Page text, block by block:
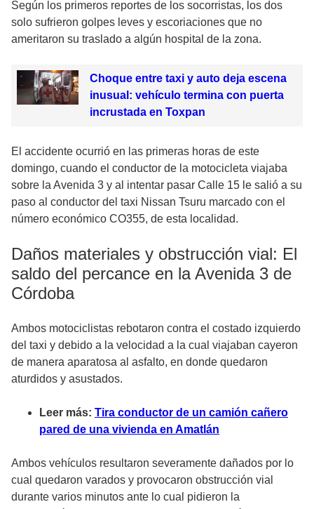
Según los primeros reportes de los socorristas, los dos
solo sufrieron golpes leves y escoriaciones que no
ameritaron su traslado a algún hospital de la zona.
Choque entre taxi y auto deja escena
inusual: vehículo termina con puerta
incrustada en Toxpan
El accidente ocurrió en las primeras horas de este
domingo, cuando el conductor de la motocicleta viajaba
sobre la Avenida 3 y al intentar pasar Calle 15 le salió a su
paso al conductor del taxi Nissan Tsuru marcado con el
número económico CO355, de esta localidad.
Daños materiales y obstrucción vial: El
saldo del percance en la Avenida 3 de
Córdoba
Ambos motociclistas rebotaron contra el costado izquierdo
del taxi y debido a la velocidad a la cual viajaban cayeron
de manera aparatosa al asfalto, en donde quedaron
aturdidos y asustados.
Leer más: Tira conductor de un camión cañero
pared de una vivienda en Amatlán
Ambos vehículos resultaron severamente dañados por lo
cual quedaron varados y provocaron obstrucción vial
durante varios minutos ante lo cual pidieron la